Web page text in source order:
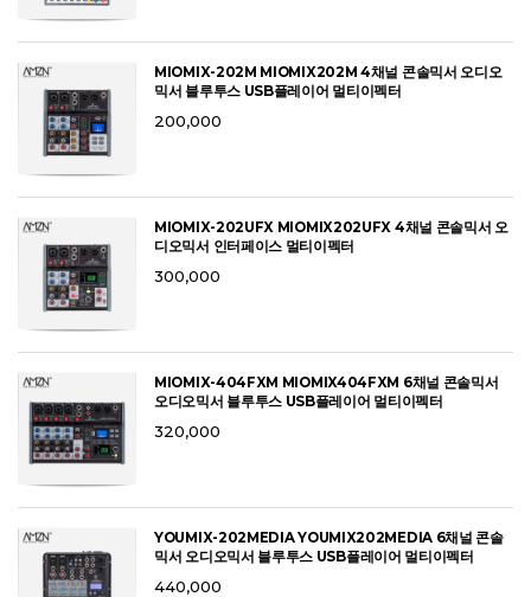
MIOMIX-202M MIOMIX202M 4채널 콘솔믹서 오디오
믹서 블루투스 USB플레이어 멀티이펙터
200,000
MIOMIX-202UFX MIOMIX202UFX 4채널 콘솔믹서 오
디오믹서 인터페이스 멀티이펙터
300,000
MIOMIX-404FXM MIOMIX404FXM 6채널 콘솔믹서
오디오믹서 블루투스 USB플레이어 멀티이펙터
320,000
YOUMIX-202MEDIA YOUMIX202MEDIA 6채널 콘솔
믹서 오디오믹서 블루투스 USB플레이어 멀티이펙터
440,000